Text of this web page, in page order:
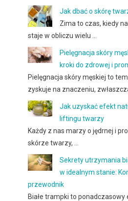
Jak dbać o skórę
Zima to czas, kiedy
staje w obliczu wielu …
Pielęgnacja skóry
kroki do zdrowej i
Pielęgnacja skóry męskiej to
zyskuje na znaczeniu,
Jak uzyskać efekt
liftingu twarzy
Każdy z nas marzy o jędrnej i
skórze twarzy, …
Sekrety utrzymania
w idealnym stanie:
przewodnik
Białe trampki to ponadczasowy